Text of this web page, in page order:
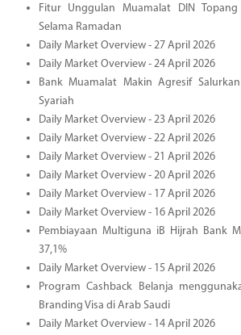
Fitur Unggulan Muamalat DIN Topang
Selama Ramadan
Daily Market Overview - 27 April 2026
Daily Market Overview - 24 April 2026
Bank Muamalat Makin Agresif
Syariah
Daily Market Overview - 23 April 2026
Daily Market Overview - 22 April 2026
Daily Market Overview - 21 April 2026
Daily Market Overview - 20 April 2026
Daily Market Overview - 17 April 2026
Daily Market Overview - 16 April 2026
Pembiayaan Multiguna iB Hijrah Bank
37,1%
Daily Market Overview - 15 April 2026
Program Cashback Belanja
Branding Visa di Arab Saudi
Daily Market Overview - 14 April 2026